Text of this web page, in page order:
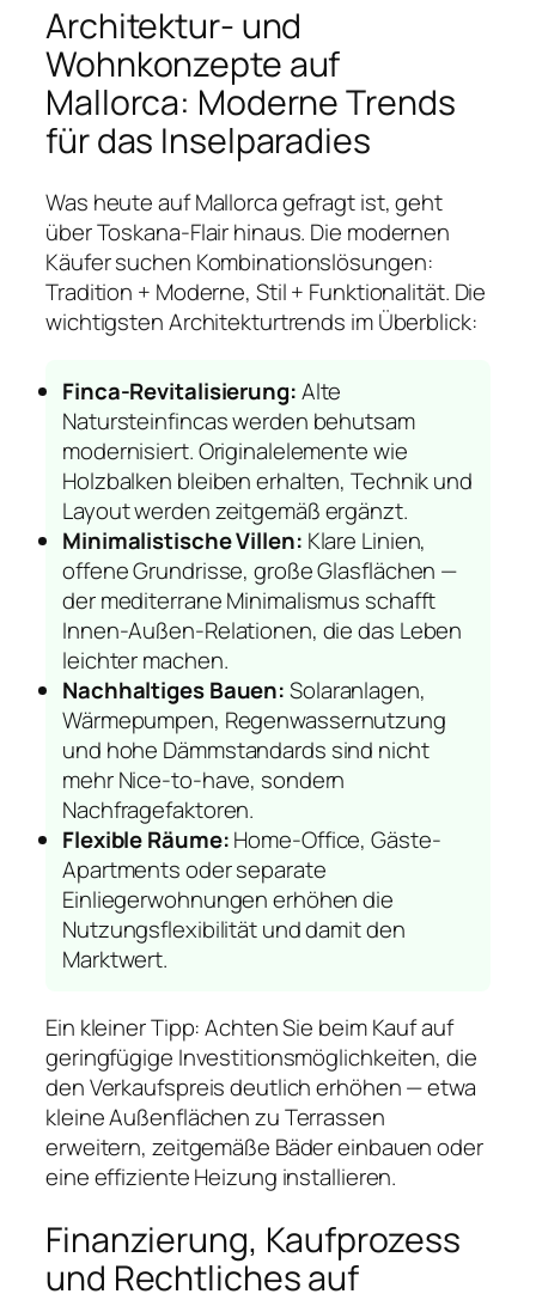
Architektur- und
Wohnkonzepte auf
Mallorca: Moderne Trends
für das Inselparadies
Was heute auf Mallorca gefragt ist, geht
über Toskana-Flair hinaus. Die modernen
Käufer suchen Kombinationslösungen:
Tradition + Moderne, Stil + Funktionalität. Die
wichtigsten Architekturtrends im Überblick:
Finca-Revitalisierung:Alte
Natursteinfincas werden behutsam
modernisiert. Originalelemente wie
Holzbalken bleiben erhalten, Technik und
Layout werden zeitgemäß ergänzt.
Minimalistische Villen: Klare Linien,
offene Grundrisse, große Glasflächen —
der mediterrane Minimalismus schafft
Innen-Außen-Relationen, die das Leben
leichter machen.
Nachhaltiges Bauen:Solaranlagen,
Wärmepumpen, Regenwassernutzung
und hohe Dämmstandards sind nicht
mehr Nice-to-have, sondern
Nachfragefaktoren.
Flexible Räume:Home-Office, Gäste-
Apartments oder separate
Einliegerwohnungen erhöhen die
Nutzungsflexibilität und damit den
Marktwert.
Ein kleiner Tipp: Achten Sie beim Kauf auf
geringfügige Investitionsmöglichkeiten, die
den Verkaufspreis deutlich erhöhen — etwa
kleine Außenflächen zu Terrassen
erweitern, zeitgemäße Bäder einbauen oder
eine effiziente Heizung installieren.
Finanzierung, Kaufprozess
und Rechtliches auf